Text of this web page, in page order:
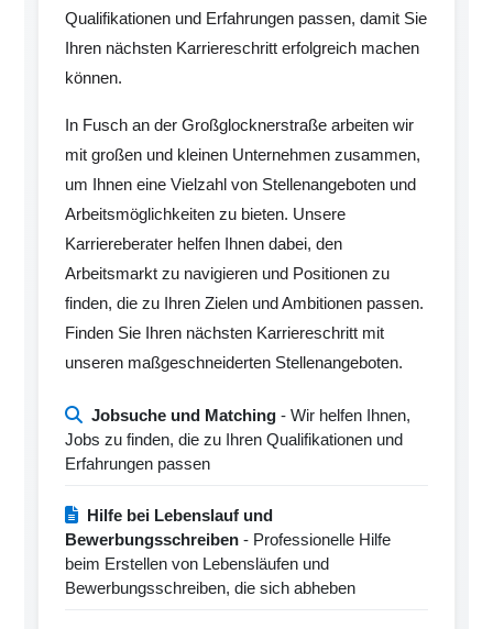
Qualifikationen und Erfahrungen passen, damit Sie
Ihren nächsten Karriereschritt erfolgreich machen
können.
In Fusch an der Großglocknerstraße arbeiten wir
mit großen und kleinen Unternehmen zusammen,
um Ihnen eine Vielzahl von Stellenangeboten und
Arbeitsmöglichkeiten zu bieten. Unsere
Karriereberater helfen Ihnen dabei, den
Arbeitsmarkt zu navigieren und Positionen zu
finden, die zu Ihren Zielen und Ambitionen passen.
Finden Sie Ihren nächsten Karriereschritt mit
unseren maßgeschneiderten Stellenangeboten.
Jobsuche und Matching - Wir helfen Ihnen,
Jobs zu finden, die zu Ihren Qualifikationen und
Erfahrungen passen
Hilfe bei Lebenslauf und
Bewerbungsschreiben - Professionelle Hilfe
beim Erstellen von Lebensläufen und
Bewerbungsschreiben, die sich abheben